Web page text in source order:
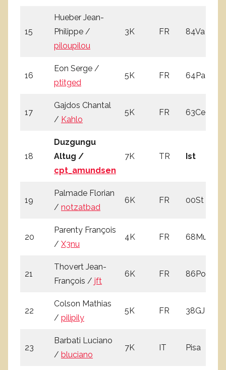
15
Hueber Jean-
Philippe /
piloupilou
3K FR 84Va
16
Eon Serge /
ptitged
5K FR 64Pa
17
Gajdos Chantal
/ Kahlo
5K FR 63Ce
18
Duzgungu
Altug /
cpt_amundsen
7K TR Ist
19
Palmade Florian
/ notzatbad
6K FR 00St
20
Parenty François
/ X3nu
4K FR 68Mu
21
Thovert Jean-
François / jft
6K FR 86Po
22
Colson Mathias
/ pilipily
5K FR 38GJ
23
Barbati Luciano
/ bluciano
7K IT Pisa